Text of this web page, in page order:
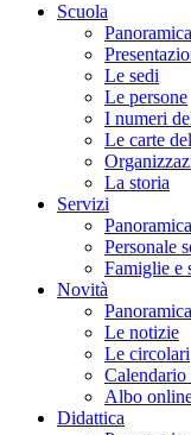
Scuola
Panoramica
Le sedi
Le persone
I numeri
Le carte
La storia
Servizi
Panoramica
Personale
Famiglie e
Novità
Panoramica
Le notizie
Le circolari
Calendario
Albo
Didattica